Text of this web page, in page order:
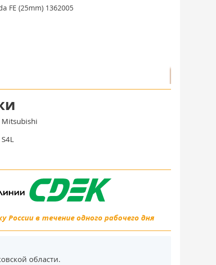
FE (25mm) 1362005
Mitsubishi
S4L
в течение одного рабочего дня
области.